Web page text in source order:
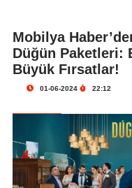
Mobilya
Düğün Paketleri:
Büyük Fırsatlar!
01-06-2024 22:12